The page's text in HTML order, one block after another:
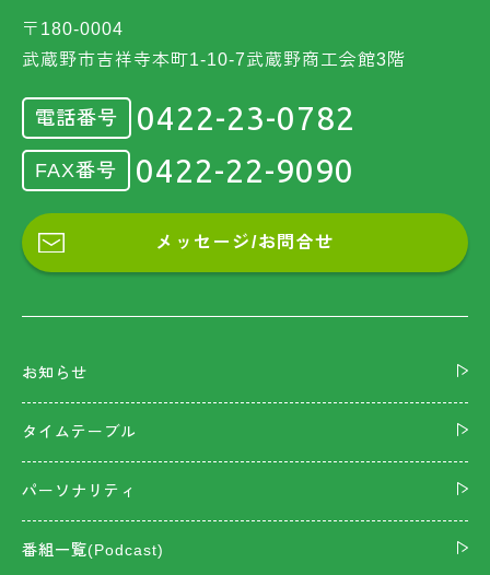
〒180-0004
武蔵野市吉祥寺本町1-10-7武蔵野商工会館3階
電話番号 0422-23-0782
FAX番号 0422-22-9090
メッセージ/お問合せ
お知らせ
タイムテーブル
パーソナリティ
番組一覧(Podcast)